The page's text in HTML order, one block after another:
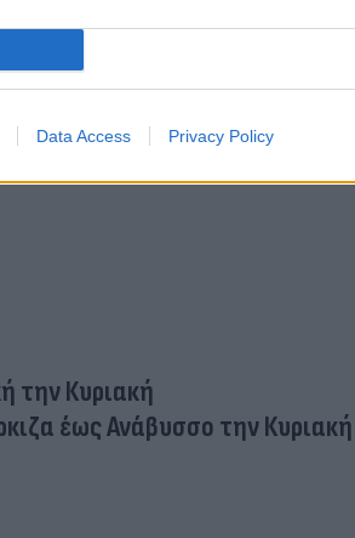
Data Access Privacy Policy
τηςGoogle
την Κυριακή
έως Ανάβυσσο την Κυριακή